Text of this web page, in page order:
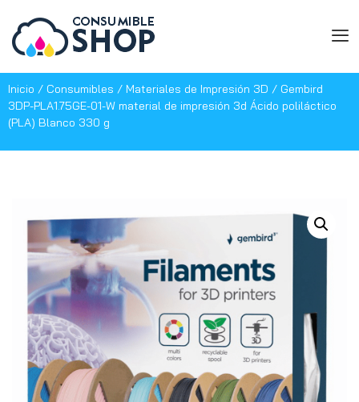
Inicio / Consumibles / Materiales de Impresión 3D / Gembird
3DP-PLA1.75GE-01-W material de impresión 3d Ácido poliláctico
(PLA) Blanco 330 g